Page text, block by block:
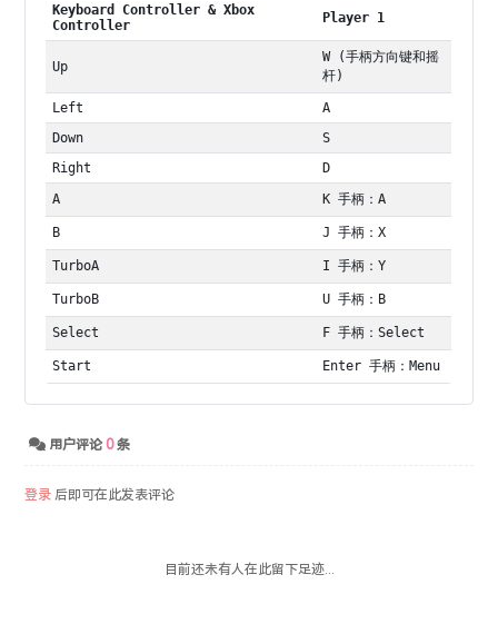
Keyboard Controller & Xbox
Controller
Player 1
Up
W (手柄方向键和摇
杆)
Left
A
Down
S
Right
D
A
K 手柄：A
B J 手柄：X
TurboA I 手柄：Y
TurboB U 手柄：B
Select F 手柄：Select
Start Enter 手柄：Menu
用户评论0条
登录 后即可在此发表评论
目前还未有人在此留下足迹...